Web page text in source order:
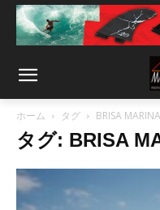
ホーム タグ BRISA MARINA
タグ: BRISA